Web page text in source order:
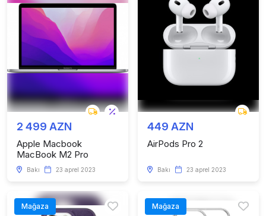
2 499 AZN
Apple Macbook
MacBook M2 Pro
Bakı 23 aprel 2023
449 AZN
AirPods Pro 2
Bakı 23 aprel 2023
Mağaza Mağaza